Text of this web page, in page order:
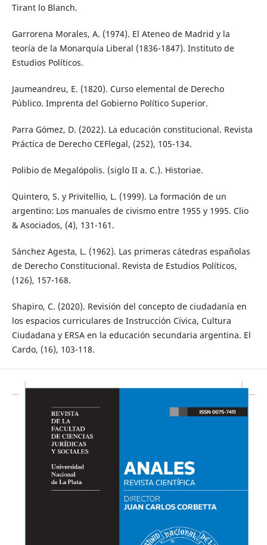
Tirant lo Blanch.
Garrorena Morales, A. (1974). El Ateneo de Madrid y la
teoría de la Monarquía Liberal (1836-1847). Instituto de
Estudios Políticos.
Jaumeandreu, E. (1820). Curso elemental de Derecho
Público. Imprenta del Gobierno Político Superior.
Parra Gómez, D. (2022). La educación constitucional. Revista
Práctica de Derecho CEFlegal, (252), 105-134.
Polibio de Megalópolis. (siglo II a. C.). Historiae.
Quintero, S. y Privitellio, L. (1999). La formación de un
argentino: Los manuales de civismo entre 1955 y 1995. Clio
& Asociados, (4), 131-161.
Sánchez Agesta, L. (1962). Las primeras cátedras españolas
de Derecho Constitucional. Revista de Estudios Políticos,
(126), 157-168.
Shapiro, C. (2020). Revisión del concepto de ciudadanía en
los espacios curriculares de Instrucción Cívica, Cultura
Ciudadana y ERSA en la educación secundaria argentina. El
Cardo, (16), 103-118.